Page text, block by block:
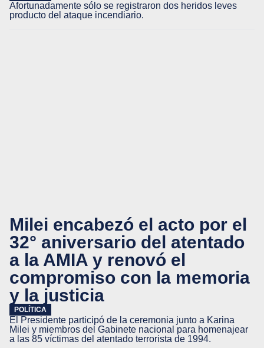
Afortunadamente sólo se registraron dos heridos leves
producto del ataque incendiario.
Milei encabezó el acto por el
32° aniversario del atentado
a la AMIA y renovó el
compromiso con la memoria
y la justicia
POLÍTICA
El Presidente participó de la ceremonia junto a Karina
Milei y miembros del Gabinete nacional para homenajear
a las 85 víctimas del atentado terrorista de 1994.